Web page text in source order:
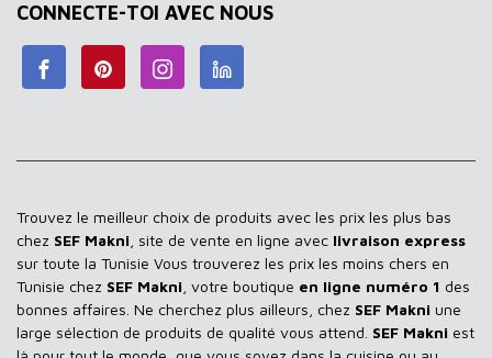
CONNECTE-TOI AVEC NOUS
Trouvez le meilleur choix de produits avec les prix les plus bas
chez SEF Makni, site de vente en ligne avec livraison express
sur toute la Tunisie Vous trouverez les prix les moins chers en
Tunisie chez SEF Makni, votre boutique en ligne numéro 1 des
bonnes affaires. Ne cherchez plus ailleurs, chez SEF Makni une
large sélection de produits de qualité vous attend. SEF Makni est